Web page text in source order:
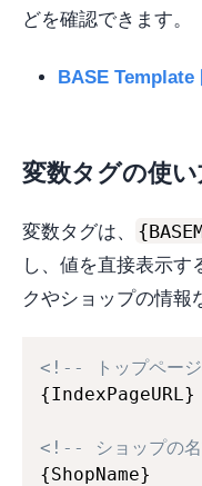
どを確認できます。
BASE Template
変数タグの使
変数タグは、
し、値を直接表示す
クやショップの情報
<!-- トップペー
{IndexPageURL}
<!-- ショップの
{ShopName}